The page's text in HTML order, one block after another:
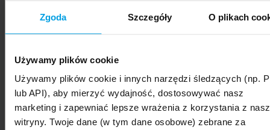
Zgoda Szczegóły O plikach
Używamy plików cookie
Używamy plików cookie i innych narzędzi śledzących (np.
lub API), aby mierzyć wydajność, dostosowywać nasz
marketing i zapewniać lepsze wrażenia z korzystania z
witryny. Twoje dane (w tym dane osobowe) zebrane za